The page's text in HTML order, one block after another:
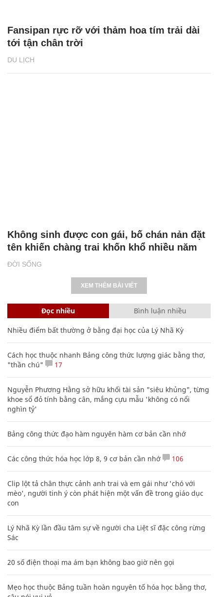
DU LỊCH
Fansipan rực rỡ với thảm hoa tím trải dài
tới tận chân trời
ĐỜI SỐNG
Không sinh được con gái, bố chán nản đặt
tên khiến chàng trai khốn khổ nhiều năm
XEM THÊM BÀI VIẾT
Đọc nhiều Bình luận nhiều
Nhiều điểm bất thường ở bằng đại học của Lý Nhã Kỳ
Cách học thuộc nhanh Bảng công thức lượng giác bằng thơ,
"thần chú"
17
Nguyễn Phương Hằng sở hữu khối tài sản "siêu khủng", từng
khoe sổ đỏ tính bằng cân, mắng cựu mẫu 'không có nổi
nghìn tỷ'
Bảng công thức đạo hàm nguyên hàm cơ bản cần nhớ
Các công thức hóa học lớp 8, 9 cơ bản cần nhớ 106
Clip lột tả chân thực cảnh anh trai và em gái như 'chó với
mèo', người tinh ý còn phát hiện một vấn đề trong giáo dục
con
Lý Nhã Kỳ lần đầu tâm sự về người cha Liệt sĩ đặc công rừng
Sác
20 số điện thoại ma ám bạn không bao giờ nên gọi
Mẹo học thuộc Bảng tuần hoàn nguyên tố hóa học bằng thơ,